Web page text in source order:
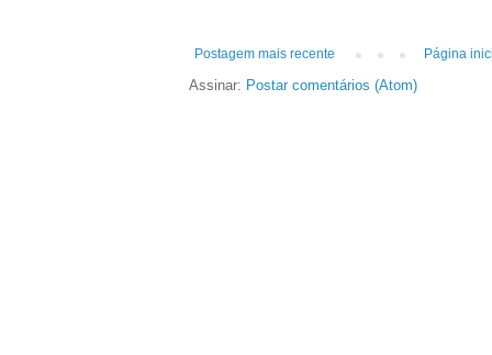
Postagem mais recente Página
Assinar: Postar comentários (Atom)